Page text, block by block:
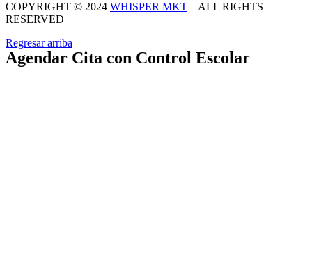
COPYRIGHT © 2024 WHISPER MKT – ALL RIGHTS
RESERVED
Regresar arriba
Agendar Cita con Control Escolar